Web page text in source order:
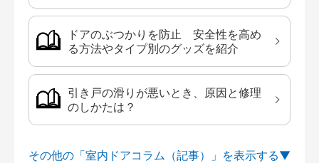
ドアのぶつかりを防止 安全性を高め
る方法やタイプ別のグッズを紹介
引き戸の滑りが悪いとき、原因と修理
のしかたは？
その他の「室内ドアコラム（記事）」を